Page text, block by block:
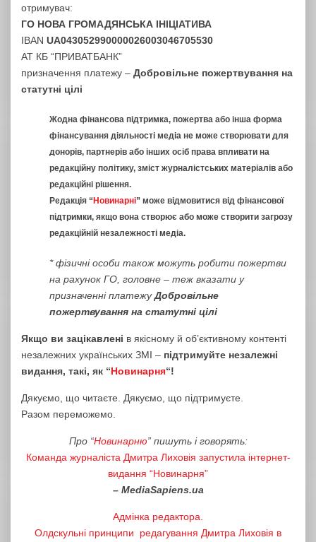
отримувач:
ГО НОВА ГРОМАДЯНСЬКА ІНІЦІАТИВА
IBAN UA043052990000026003046705530
АТ КБ “ПРИВАТБАНК”
призначення платежу – Добровільне пожертвування на
статутні цілі
Жодна фінансова підтримка, пожертва або інша форма
фінансування діяльності медіа не може створювати для
донорів, партнерів або інших осіб права впливати на
редакційну політику, зміст журналістських матеріалів або
редакційні рішення.
Редакція “ Новинарні” може відмовитися від фінансової
підтримки, якщо вона створює або може створити загрозу
редакційній незалежності медіа.
* фізичні особи також можуть робити пожертви
на рахунок ГО, головне – теж вказати у
призначенні платежуДобровільне
пожертвування на статутні цілі
Якщо ви зацікавлені в якісному й об’єктивному контенті
незалежних українських ЗМІ – підтримуйте незалежні
видання, такі, як “Новинарня“!
Дякуємо, що читаєте. Дякуємо, що підтримуєте.
Разом переможемо.
Про “Новинарню” пишуть і говорять:
Команда журналіста Дмитрa Лиховія запустила інтернет-
видання “Новинарня”
– MediaSapiens.ua
Адмінка редактора.
Олдскульні принципи редагування Дмитра Лиховія в